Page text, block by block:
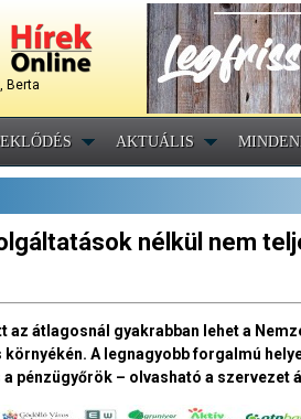
Berta
AKTUÁLIS
nélkül nem
az átlagosnál gyakrabban lehet a
környékén. A legnagyobb forgalmú
pénzügyőrök – olvasható a szervezet